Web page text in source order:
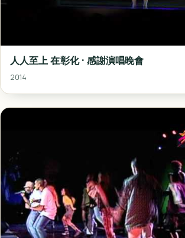
人人至上 在彰化 · 感謝演唱晚會
2014